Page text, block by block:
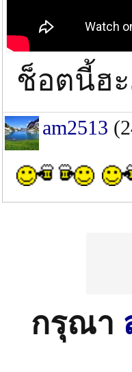
ช็อตนี้ฮ
am2513
กรุณา